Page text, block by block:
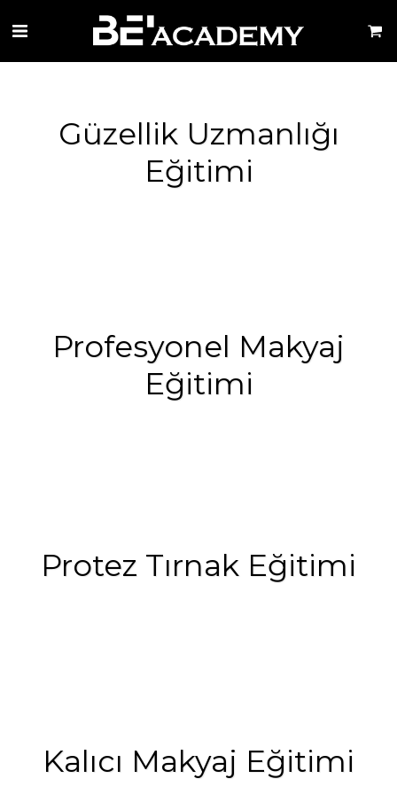
Güzellik Uzmanlığı
Eğitimi
Profesyonel Makyaj
Eğitimi
Protez Tırnak Eğitimi
Kalıcı Makyaj Eğitimi